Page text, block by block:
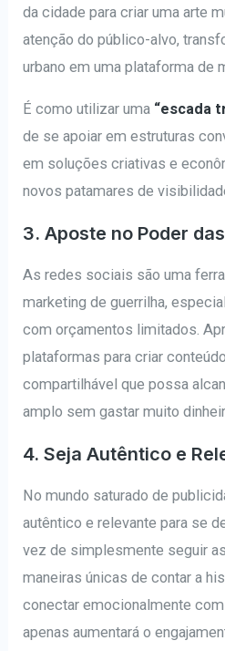
da cidade para criar uma arte
atenção do público-alvo,
urbano em uma plataforma de
É como utilizar uma “escada
de se apoiar em estruturas
em soluções criativas e
novos patamares de
3. Aposte no Poder
As redes sociais são uma
marketing de guerrilha,
com orçamentos limitados.
plataformas para criar
compartilhável que possa
amplo sem gastar muito
4. Seja Autêntico e
No mundo saturado de
autêntico e relevante para se
vez de simplesmente seguir
maneiras únicas de contar a
conectar emocionalmente
apenas aumentará o